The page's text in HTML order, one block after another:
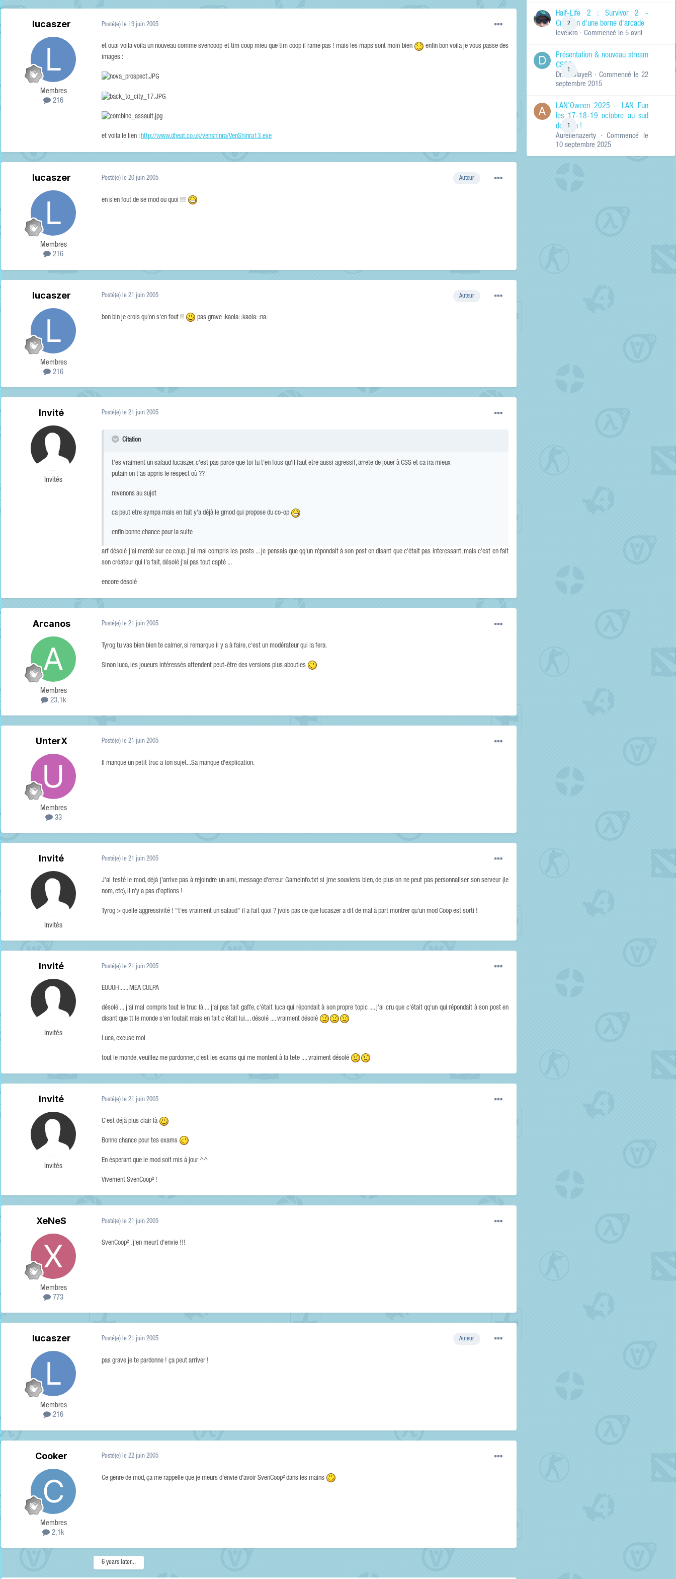
RECHERCHER LES
Titres et corps
Titres des
uniquement
lucaszer
Membres
216
Posté(e) le 19 juin 2005
et ouai voila voila un nouveau comme svencoop et tim coop mieu que tim coop il rame pas ! mais les maps sont moin bien
enfin bon voila je vous passe des
images :
et voila le lien :http://www.dheat.co.uk/venshinra/VenShinra13.exe
lucaszer
Membres
216
Auteur
Posté(e) le 20 juin 2005
en s'en fout de se mod ou quoi !!!
lucaszer
Membres
216
Auteur
Posté(e) le 21 juin 2005
bon bin je crois qu'on s'en fout !! pas grave :kaola: :kaola: :na:
Invité
Invités
Posté(e) le 21 juin 2005
Citation
t'es vraiment un salaud lucaszer, c'est pas parce que toi tu t'en fous qu'il faut etre aussi agressif, arrete de jouer à CSS et ca ira mieux
putain on t'as appris le respect où ??
revenons au sujet
ca peut etre sympa mais en fait y'a déjà le gmod qui propose du co-op
enfin bonne chance pour la suite
arf désolé j'ai merdé sur ce coup, j'ai mal compris les posts ... je pensais que qq'un répondait à son post en disant que c'était pas interessant, mais c'est en fait
son créateur qui l'a fait, désolé j'ai pas tout capté ...
encore désolé
Arcanos
Membres
23,1k
Posté(e) le 21 juin 2005
Tyrog tu vas bien bien te calmer, si remarque il y a à faire, c'est un modérateur qui la fera.
Sinon luca, les joueurs intéressés attendent peut-être des versions plus abouties
UnterX
Membres
33
Posté(e) le 21 juin 2005
Il manque un petit truc a ton sujet...Sa manque d'explication.
Invité
Invités
Posté(e) le 21 juin 2005
J'ai testé le mod, déjà j'arrive pas à rejoindre un ami, message d'erreur GameInfo.txt si jme souviens bien, de plus on ne peut pas personnaliser son serveur (le
nom, etc), il n'y a pas d'options !
Tyrog > quelle aggressivité ! "t'es vraiment un salaud" il a fait quoi ? jvois pas ce que lucaszer a dit de mal à part montrer qu'un mod Coop est sorti !
Invité
Invités
Posté(e) le 21 juin 2005
EUUUH...... MEA CULPA
désolé ... j'ai mal compris tout le truc là ... j'ai pas fait gaffe, c'était luca qui répondait à son propre topic .... j'ai cru que c'était qq'un qui répondait à son post en
disant que tt le monde s'en foutait mais en fait c'était lui.... désolé .... vraiment désolé
Luca, excuse moi
tout le monde, veuillez me pardonner, c'est les exams qui me montent à la tete .... vraiment désolé
Invité
Invités
Posté(e) le 21 juin 2005
C'est déjà plus clair là
Bonne chance pour tes exams
En ésperant que le mod soit mis à jour ^^
Vivement SvenCoop² !
XeNeS
Membres
773
Posté(e) le 21 juin 2005
SvenCoop² , j'en meurt d'envie !!!
lucaszer
Membres
216
Auteur
Posté(e) le 21 juin 2005
pas grave je te pardonne ! ça peut arriver !
Cooker
Membres
2,1k
Posté(e) le 22 juin 2005
Ce genre de mod, ça me rappelle que je meurs d'envie d'avoir SvenCoop² dans les mains
6 years later...
2
Half-Life 2 : Survivor 2 -
Création d'une borne d'arcade
levelkro · Commencé le 5 avril
1
Présentation & nouveau stream
CSGO
Dr.KinSlayeR · Commencé le 22
septembre 2015
1
LAN'Oween 2025 – LAN Fun
les 17-18-19 octobre au sud
de Lyon !
Aurelienazerty · Commencé le
10 septembre 2025